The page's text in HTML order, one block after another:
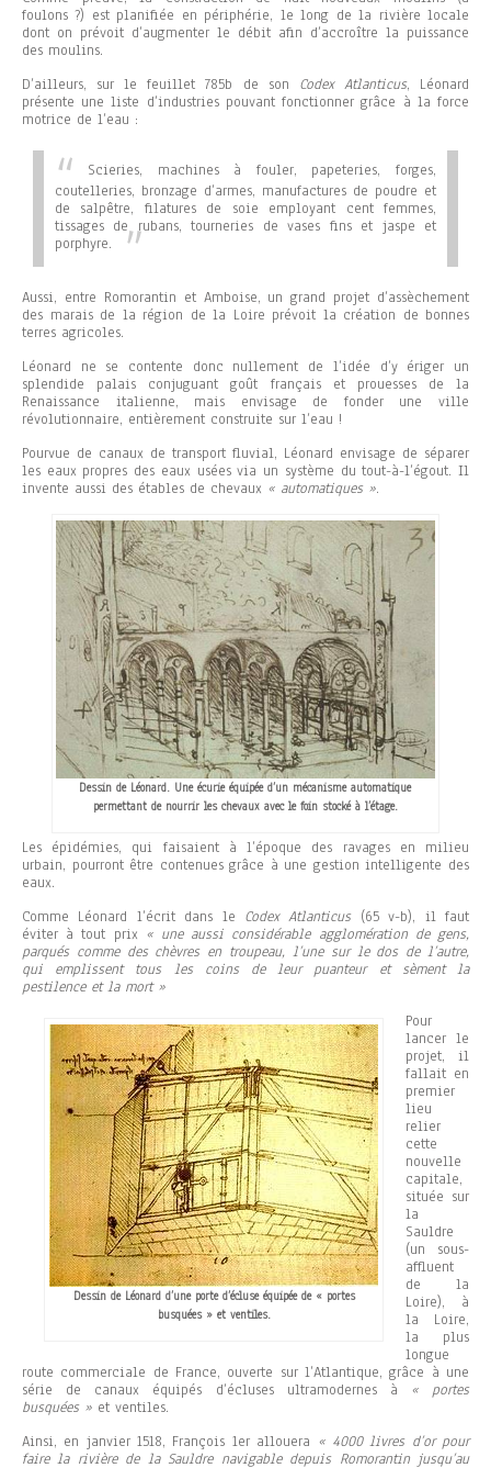
foulons ?) est planifiée en périphérie, le long de la rivière locale
dont on prévoit d’augmenter le débit afin d’accroître la puissance
des moulins.
D’ailleurs, sur le feuillet 785b de son Codex Atlanticus, Léonard
présente une liste d’industries pouvant fonctionner grâce à la force
motrice de l’eau :
Scieries, machines à fouler, papeteries, forges,
coutelleries, bronzage d’armes, manufactures de poudre et
de salpêtre, filatures de soie employant cent femmes,
tissages de rubans, tourneries de vases fins et jaspe et
porphyre.
Aussi, entre Romorantin et Amboise, un grand projet d’assèchement
des marais de la région de la Loire prévoit la création de bonnes
terres agricoles.
Léonard ne se contente donc nullement de l’idée d’y ériger un
splendide palais conjuguant goût français et prouesses de la
Renaissance italienne, mais envisage de fonder une ville
révolutionnaire, entièrement construite sur l’eau !
Pourvue de canaux de transport fluvial, Léonard envisage de séparer
les eaux propres des eaux usées via un système du tout-à-l’égout. Il
invente aussi des étables de chevaux « automatiques ».
Dessin de Léonard. Une écurie équipée d’un mécanisme automatique
permettant de nourrir les chevaux avec le foin stocké à l’étage.
Les épidémies, qui faisaient à l’époque des ravages en milieu
urbain, pourront être contenues grâce à une gestion intelligente des
eaux.
Comme Léonard l’écrit dans le Codex Atlanticus(65 v-b), il faut
éviter à tout prix « une aussi considérable agglomération de gens,
parqués comme des chèvres en troupeau, l’une sur le dos de l’autre,
qui emplissent tous les coins de leur puanteur et sèment la
pestilence et la mort »
Dessin de Léonard d’une porte d’écluse équipée de « portes
busquées » et ventiles.
Pour
lancer le
projet, il
fallait en
premier
lieu
relier
cette
nouvelle
capitale,
située sur
la
Sauldre
(un sous-
affluent
de la
Loire), à
la Loire,
la plus
longue
route commerciale de France, ouverte sur l’Atlantique, grâce à une
série de canaux équipés d’écluses ultramodernes à « portes
busquées » et ventiles.
Ainsi, en janvier 1518, François 1er allouera « 4000 livres d’or pour
faire la rivière de la Sauldre navigable depuis Romorantin jusqu’au